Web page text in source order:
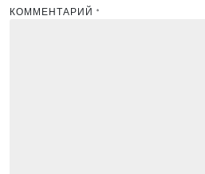
КОММЕНТАРИЙ *